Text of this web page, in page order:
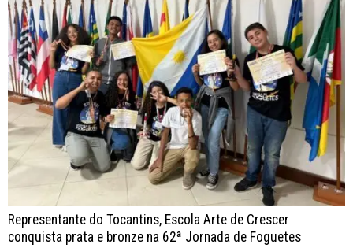
Representante do Tocantins, Escola Arte de Crescer
conquista prata e bronze na 62ª Jornada de Foguetes